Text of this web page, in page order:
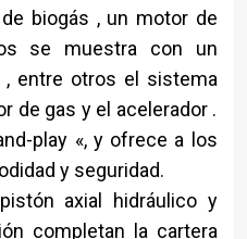
biogás , un motor de
se muestra con un
, entre otros el sistema
de gas y el acelerador .
play «, y ofrece a los
y seguridad.
axial hidráulico y
completan la cartera